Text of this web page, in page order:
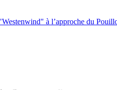
à l’approche du